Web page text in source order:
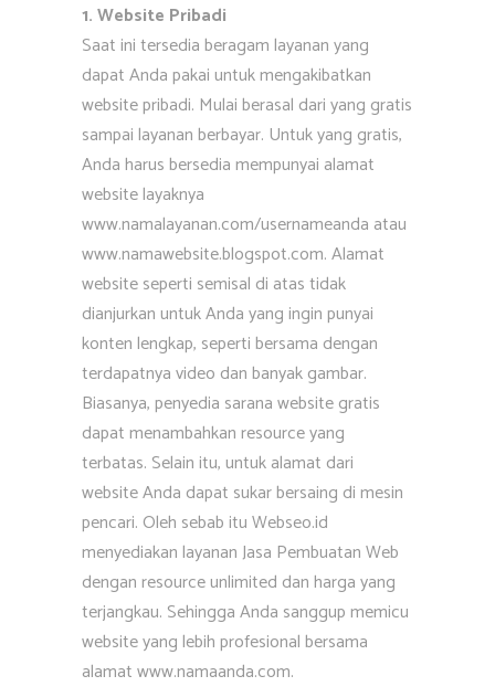
1. Website Pribadi
Saat ini tersedia beragam layanan yang
dapat Anda pakai untuk mengakibatkan
website pribadi. Mulai berasal dari yang gratis
sampai layanan berbayar. Untuk yang gratis,
Anda harus bersedia mempunyai alamat
website layaknya
www.namalayanan.com/usernameanda atau
www.namawebsite.blogspot.com. Alamat
website seperti semisal di atas tidak
dianjurkan untuk Anda yang ingin punyai
konten lengkap, seperti bersama dengan
terdapatnya video dan banyak gambar.
Biasanya, penyedia sarana website gratis
dapat menambahkan resource yang
terbatas. Selain itu, untuk alamat dari
website Anda dapat sukar bersaing di mesin
pencari. Oleh sebab itu Webseo.id
menyediakan layanan Jasa Pembuatan Web
dengan resource unlimited dan harga yang
terjangkau. Sehingga Anda sanggup memicu
website yang lebih profesional bersama
alamat www.namaanda.com.